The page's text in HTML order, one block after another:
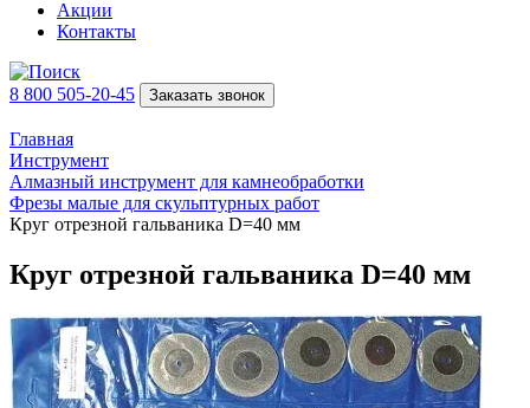
Акции
Контакты
8 800 505-20-45 Заказать звонок
Главная
Инструмент
Алмазный инструмент для камнеобработки
Фрезы малые для скульптурных работ
Круг отрезной гальваника D=40 мм
Круг отрезной гальваника D=40 мм